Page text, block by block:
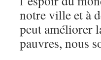
notre ville et à
peut améliorer
pauvres, nous